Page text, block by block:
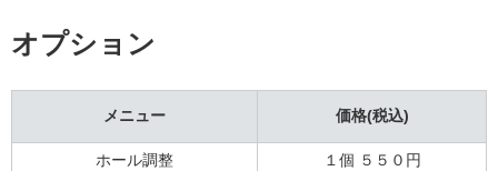
オプション
メニュー 価格(税込)
ホール調整 １個 ５５０円